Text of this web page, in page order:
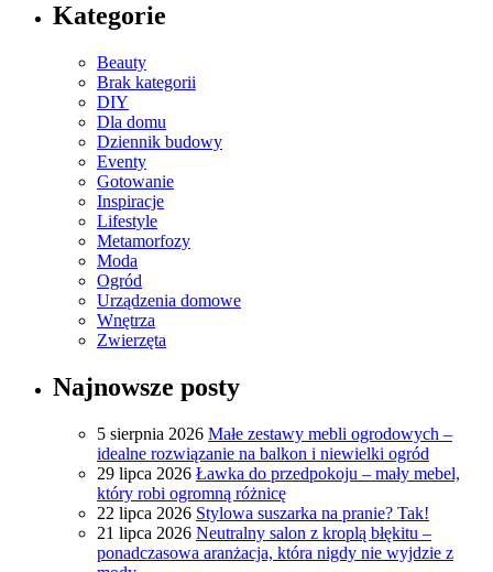
Kategorie
Beauty
Brak kategorii
DIY
Dla domu
Dziennik budowy
Eventy
Gotowanie
Inspiracje
Lifestyle
Metamorfozy
Moda
Ogród
Urządzenia domowe
Wnętrza
Zwierzęta
Najnowsze posty
5 sierpnia 2026 Małe zestawy mebli ogrodowych –
idealne rozwiązanie na balkon i niewielki ogród
29 lipca 2026 Ławka do przedpokoju – mały mebel,
który robi ogromną różnicę
22 lipca 2026 Stylowa suszarka na pranie? Tak!
21 lipca 2026 Neutralny salon z kroplą błękitu –
ponadczasowa aranżacja, która nigdy nie wyjdzie z